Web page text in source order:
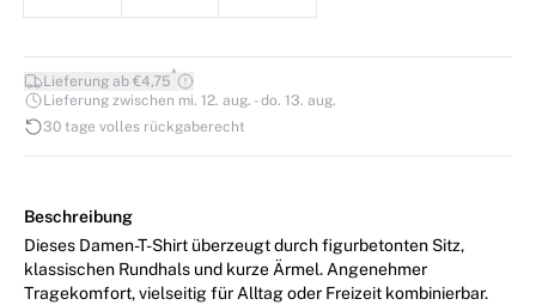
Lieferung ab €4,75*
Lieferung zwischen mi. 12. aug. - do. 13. aug.
30 tage volles rückgaberecht
Beschreibung
Dieses Damen-T-Shirt überzeugt durch figurbetonten Sitz,
klassischen Rundhals und kurze Ärmel. Angenehmer
Tragekomfort, vielseitig für Alltag oder Freizeit kombinierbar.